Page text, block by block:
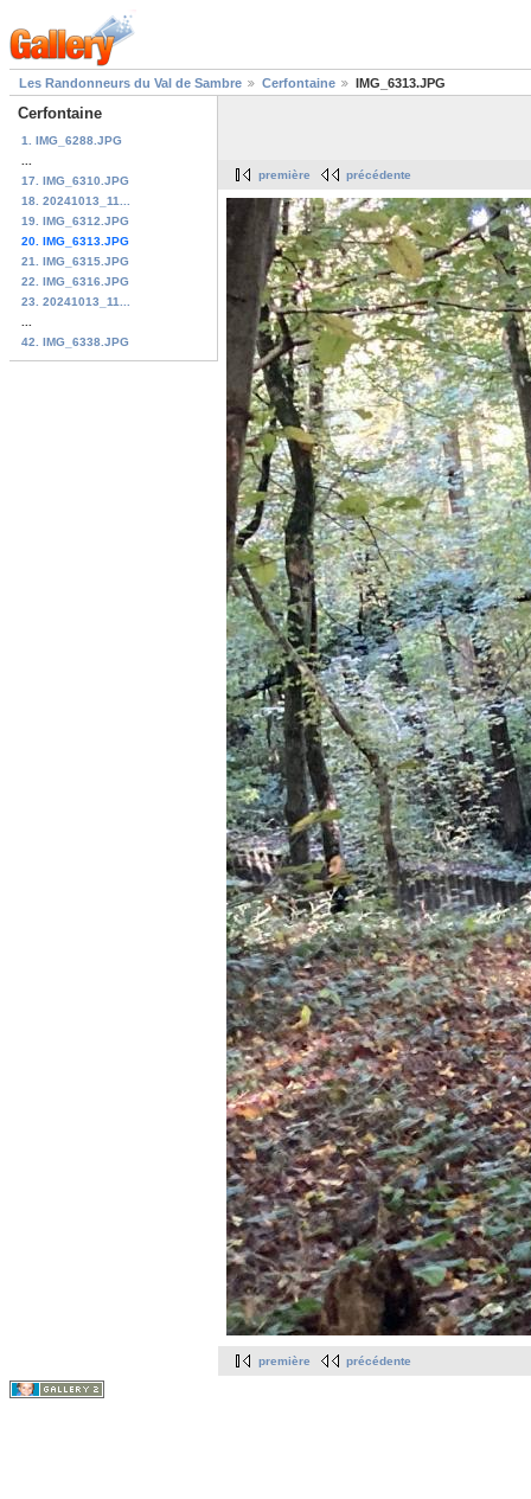
Les Randonneurs du Val de Sambre Cerfontaine IMG_6313.JPG
Cerfontaine
1. IMG_6288.JPG
17. IMG_6310.JPG
18. 20241013_11...
19. IMG_6312.JPG
20. IMG_6313.JPG
21. IMG_6315.JPG
22. IMG_6316.JPG
23. 20241013_11...
42. IMG_6338.JPG
première précédente
première précédente